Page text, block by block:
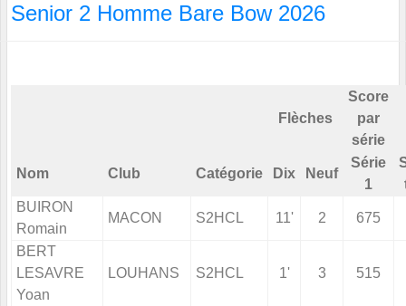
Senior 2 Homme Bare Bow 2026
Flèches
Score
par
série
Nom Club Catégorie Dix Neuf
Série
1
BUIRON
Romain
MACON S2HCL 11' 2 675
BERT
LESAVRE
Yoan
LOUHANS S2HCL 1' 3 515